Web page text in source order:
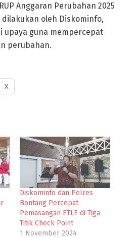
Anggaran Perubahan 2025
oleh Diskominfo,
upaya guna mempercepat
perubahan.
X
Diskominfo dan Polres
Bontang Percepat
Pemasangan ETLE di Tiga
Titik Check Point
1 November 2024